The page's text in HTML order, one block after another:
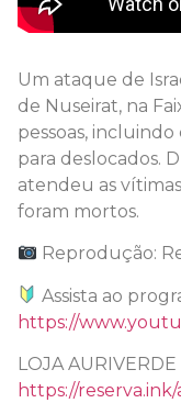
Um ataque de
de Nuseirat, na
pessoas,
para deslocados.
atendeu as
foram mortos.
Reprodução:
Assista ao
https://
LOJA AURIVERDE
https://